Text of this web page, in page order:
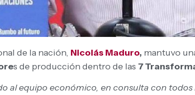
de la nación, Nicolás Maduro, mantuvo
s de producción dentro de las 7
al equipo económico, en consulta con